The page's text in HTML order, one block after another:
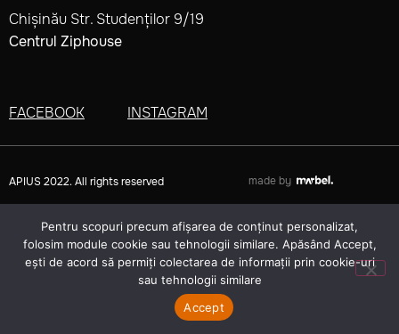
Chișinău Str. Studenților 9/19
Centrul Ziphouse
FACEBOOK INSTAGRAM
APIUS 2022. All rights reserved made by
Pentru scopuri precum afișarea de conținut personalizat,
folosim module cookie sau tehnologii similare. Apăsând Accept,
ești de acord să permiți colectarea de informații prin cookie-uri
sau tehnologii similare
Accept